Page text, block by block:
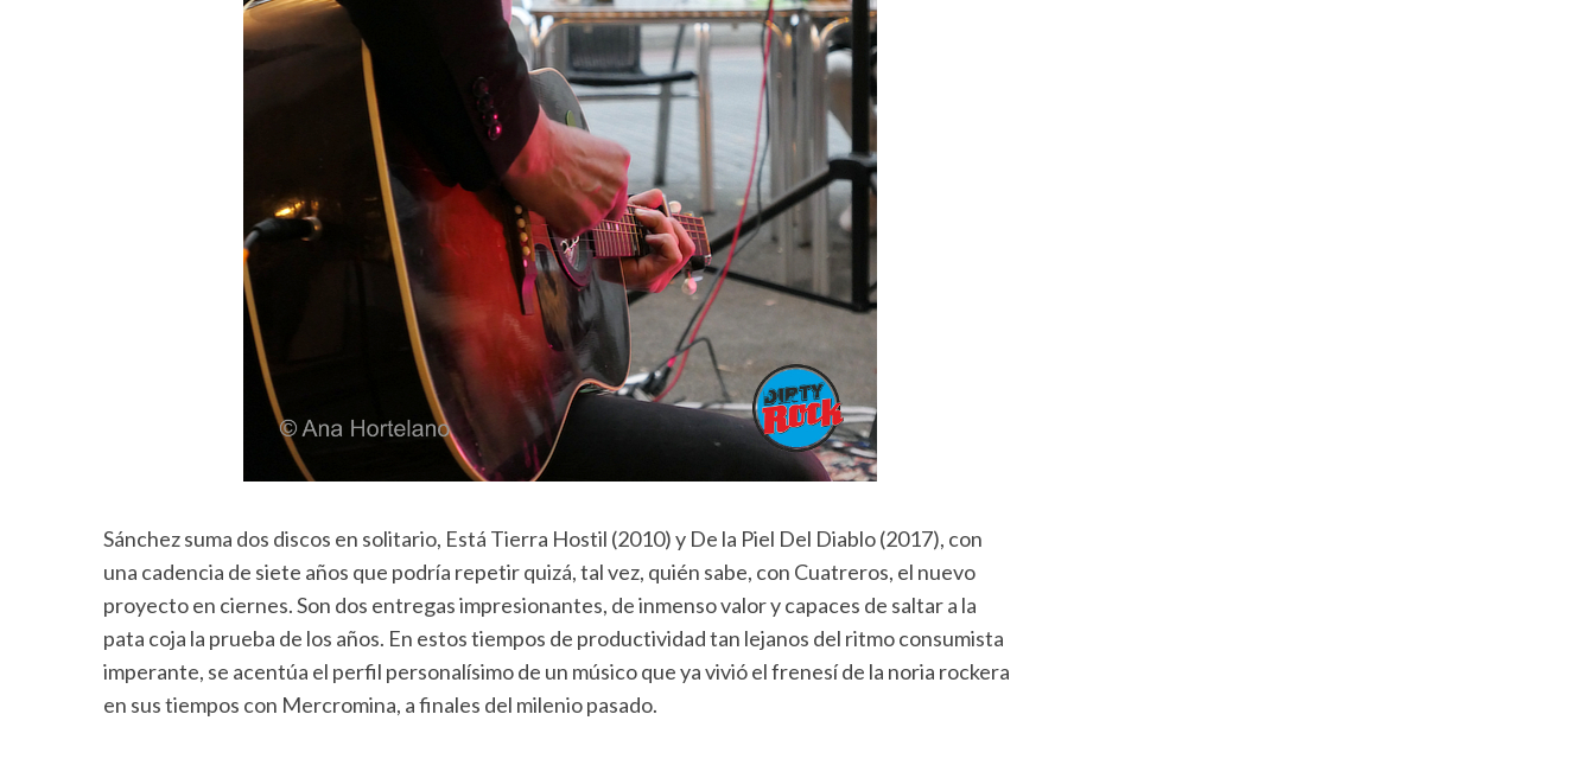
Sánchez suma dos discos en solitario, Está Tierra Hostil (2010) y De la Piel Del Diablo (2017), con
una cadencia de siete años que podría repetir quizá, tal vez, quién sabe, con Cuatreros, el nuevo
proyecto en ciernes. Son dos entregas impresionantes, de inmenso valor y capaces de saltar a la
pata coja la prueba de los años. En estos tiempos de productividad tan lejanos del ritmo consumista
imperante, se acentúa el perfil personalísimo de un músico que ya vivió el frenesí de la noria rockera
en sus tiempos con Mercromina, a finales del milenio pasado.